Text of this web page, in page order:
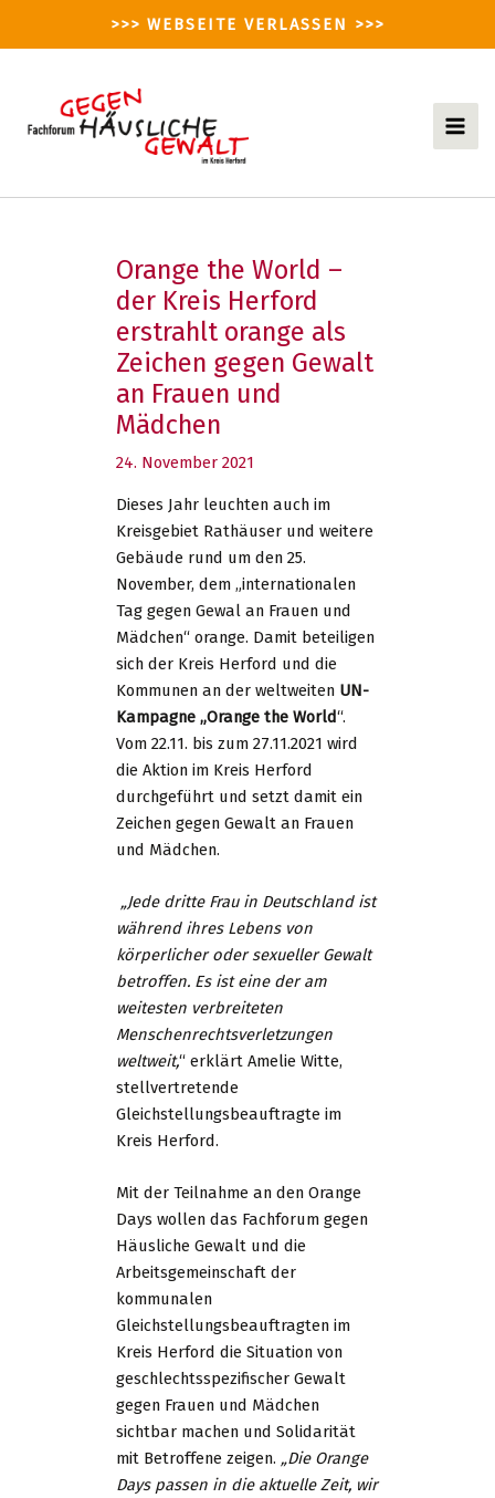
>>> WEBSEITE VERLASSEN >>>
Orange the World –
der Kreis Herford
erstrahlt orange als
Zeichen gegen Gewalt
an Frauen und
Mädchen
24. November 2021
Dieses Jahr leuchten auch im
Kreisgebiet Rathäuser und weitere
Gebäude rund um den 25.
November, dem „internationalen
Tag gegen Gewal an Frauen und
Mädchen“ orange. Damit beteiligen
sich der Kreis Herford und die
Kommunen an der weltweiten UN-
Kampagne „Orange the World“.
Vom 22.11. bis zum 27.11.2021 wird
die Aktion im Kreis Herford
durchgeführt und setzt damit ein
Zeichen gegen Gewalt an Frauen
und Mädchen.
„Jede dritte Frau in Deutschland ist
während ihres Lebens von
körperlicher oder sexueller Gewalt
betroffen. Es ist eine der am
weitesten verbreiteten
Menschenrechtsverletzungen
weltweit,“ erklärt Amelie Witte,
stellvertretende
Gleichstellungsbeauftragte im
Kreis Herford.
Mit der Teilnahme an den Orange
Days wollen das Fachforum gegen
Häusliche Gewalt und die
Arbeitsgemeinschaft der
kommunalen
Gleichstellungsbeauftragten im
Kreis Herford die Situation von
geschlechtsspezifischer Gewalt
gegen Frauen und Mädchen
sichtbar machen und Solidarität
mit Betroffene zeigen. „Die Orange
Days passen in die aktuelle Zeit, wir